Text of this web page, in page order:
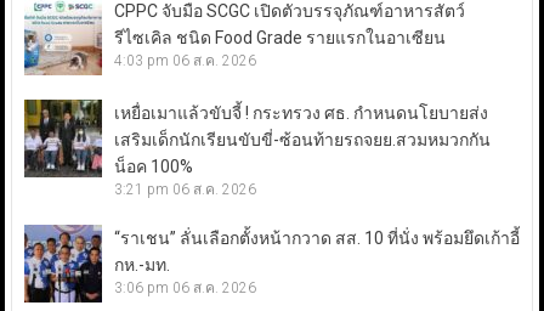
CPPC จับมือ SCGC เปิดตัวบรรจุภัณฑ์อาหารสัตว์
รีไซเคิล ชนิด Food Grade รายแรกในอาเซียน
4:03 pm 06 ส.ค. 2026
เหยื่อเมาแล้วขับจี้ ! กระทรวง ศธ. กำหนดนโยบายส่ง
เสริมเด็กนักเรียนขับขี่-ซ้อนท้ายรถจยย.สวมหมวกกัน
น็อค 100%
3:21 pm 06 ส.ค. 2026
“ราเชน” ลั่นเลือกตั้งหน้ากวาด สส. 10 ที่นั่ง พร้อมยึดเก้าอี้
กห.-มท.
3:06 pm 06 ส.ค. 2026